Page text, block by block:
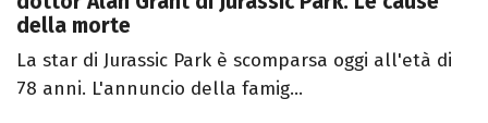
della morte
La star di Jurassic Park è scomparsa oggi all'età di
78 anni. L'annuncio della famig...